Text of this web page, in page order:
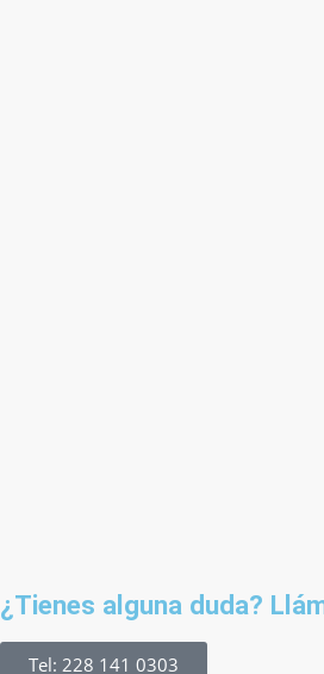
¿Tienes alguna duda?
Tel: 228 141 0303